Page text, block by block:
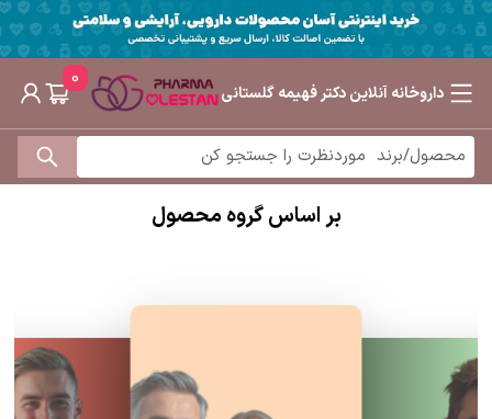
داروخانه آنلاین دکتر فهیمه گلستانی
0
بر اساس گروه محصول